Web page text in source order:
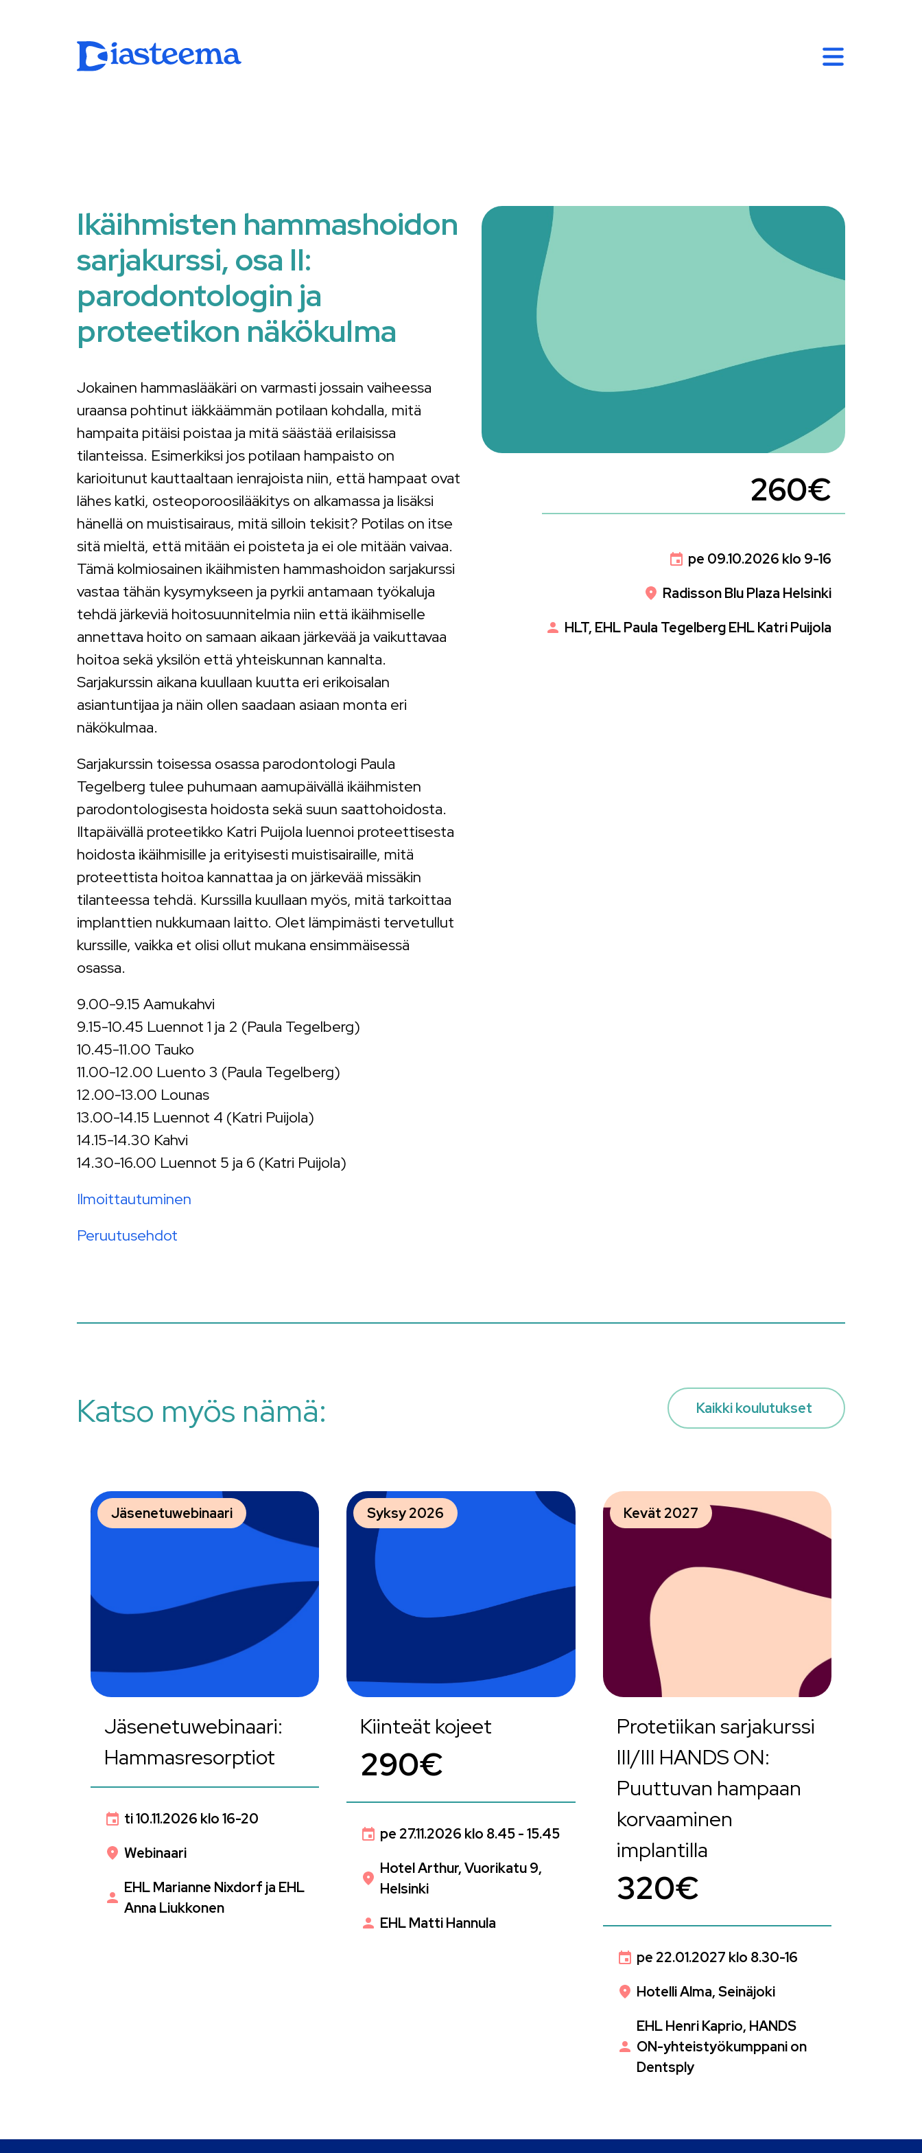
Ikäihmisten hammashoidon
sarjakurssi, osa II:
parodontologin ja
proteetikon näkökulma
Jokainen hammaslääkäri on varmasti jossain vaiheessa
uraansa pohtinut iäkkäämmän potilaan kohdalla, mitä
hampaita pitäisi poistaa ja mitä säästää erilaisissa
tilanteissa. Esimerkiksi jos potilaan hampaisto on
karioitunut kauttaaltaan ienrajoista niin, että hampaat ovat
lähes katki, osteoporoosilääkitys on alkamassa ja lisäksi
hänellä on muistisairaus, mitä silloin tekisit? Potilas on itse
sitä mieltä, että mitään ei poisteta ja ei ole mitään vaivaa.
Tämä kolmiosainen ikäihmisten hammashoidon sarjakurssi
vastaa tähän kysymykseen ja pyrkii antamaan työkaluja
tehdä järkeviä hoitosuunnitelmia niin että ikäihmiselle
annettava hoito on samaan aikaan järkevää ja vaikuttavaa
hoitoa sekä yksilön että yhteiskunnan kannalta.
Sarjakurssin aikana kuullaan kuutta eri erikoisalan
asiantuntijaa ja näin ollen saadaan asiaan monta eri
näkökulmaa.
Sarjakurssin toisessa osassa parodontologi Paula
Tegelberg tulee puhumaan aamupäivällä ikäihmisten
parodontologisesta hoidosta sekä suun saattohoidosta.
Iltapäivällä proteetikko Katri Puijola luennoi proteettisesta
hoidosta ikäihmisille ja erityisesti muistisairaille, mitä
proteettista hoitoa kannattaa ja on järkevää missäkin
tilanteessa tehdä. Kurssilla kuullaan myös, mitä tarkoittaa
implanttien nukkumaan laitto. Olet lämpimästi tervetullut
kurssille, vaikka et olisi ollut mukana ensimmäisessä
osassa.
9.00-9.15 Aamukahvi
9.15-10.45 Luennot 1 ja 2 (Paula Tegelberg)
10.45-11.00 Tauko
11.00-12.00 Luento 3 (Paula Tegelberg)
12.00-13.00 Lounas
13.00-14.15 Luennot 4 (Katri Puijola)
14.15-14.30 Kahvi
14.30-16.00 Luennot 5 ja 6 (Katri Puijola)
Ilmoittautuminen
Peruutusehdot
260€
pe 09.10.2026 klo 9-16
Radisson Blu Plaza Helsinki
HLT, EHL Paula Tegelberg EHL Katri Puijola
Katso myös nämä: Kaikki koulutukset
Jäsenetuwebinaari
Jäsenetuwebinaari:
Hammasresorptiot
ti 10.11.2026 klo 16-20
Webinaari
EHL Marianne Nixdorf ja EHL
Anna Liukkonen
Syksy 2026
Kiinteät kojeet
290€
pe 27.11.2026 klo 8.45 - 15.45
Hotel Arthur, Vuorikatu 9,
Helsinki
EHL Matti Hannula
Kevät 2027
Protetiikan sarjakurssi
III/III HANDS ON:
Puuttuvan hampaan
korvaaminen
implantilla
320€
pe 22.01.2027 klo 8.30-16
Hotelli Alma, Seinäjoki
EHL Henri Kaprio, HANDS
ON-yhteistyökumppani on
Dentsply